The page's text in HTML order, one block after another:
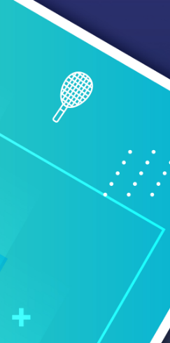
Saltar para o conteúdo